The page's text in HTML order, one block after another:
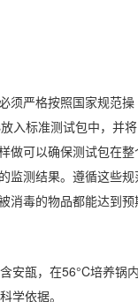
须严格按照国家规范操
入标准测试包中，并将
做可以确保测试包在整
监测结果。遵循这些规
消毒的物品都能达到预
安瓿，在56°C培养锅
学依据。